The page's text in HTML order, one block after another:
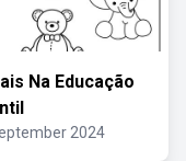
Na Educação
2024